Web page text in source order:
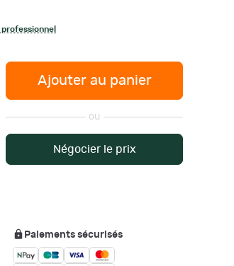
Ajouter au panier
ou
Négocier le prix
Paiements sécurisés